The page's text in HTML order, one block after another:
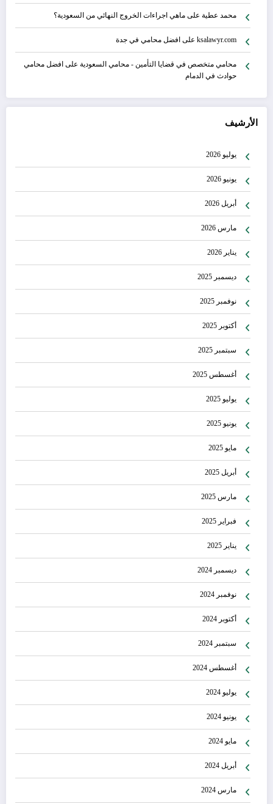
محمد عطية على ماهي اجراءات الخروج النهائي من السعودية؟
ksalawyr.com على افضل محامي في جدة
محامي متخصص في قضايا التأمين - محامي السعودية على افضل محامي
حوادث في الدمام
الأرشيف
يوليو 2026
يونيو 2026
أبريل 2026
مارس 2026
يناير 2026
ديسمبر 2025
نوفمبر 2025
أكتوبر 2025
سبتمبر 2025
أغسطس 2025
يوليو 2025
يونيو 2025
مايو 2025
أبريل 2025
مارس 2025
فبراير 2025
يناير 2025
ديسمبر 2024
نوفمبر 2024
أكتوبر 2024
سبتمبر 2024
أغسطس 2024
يوليو 2024
يونيو 2024
مايو 2024
أبريل 2024
مارس 2024